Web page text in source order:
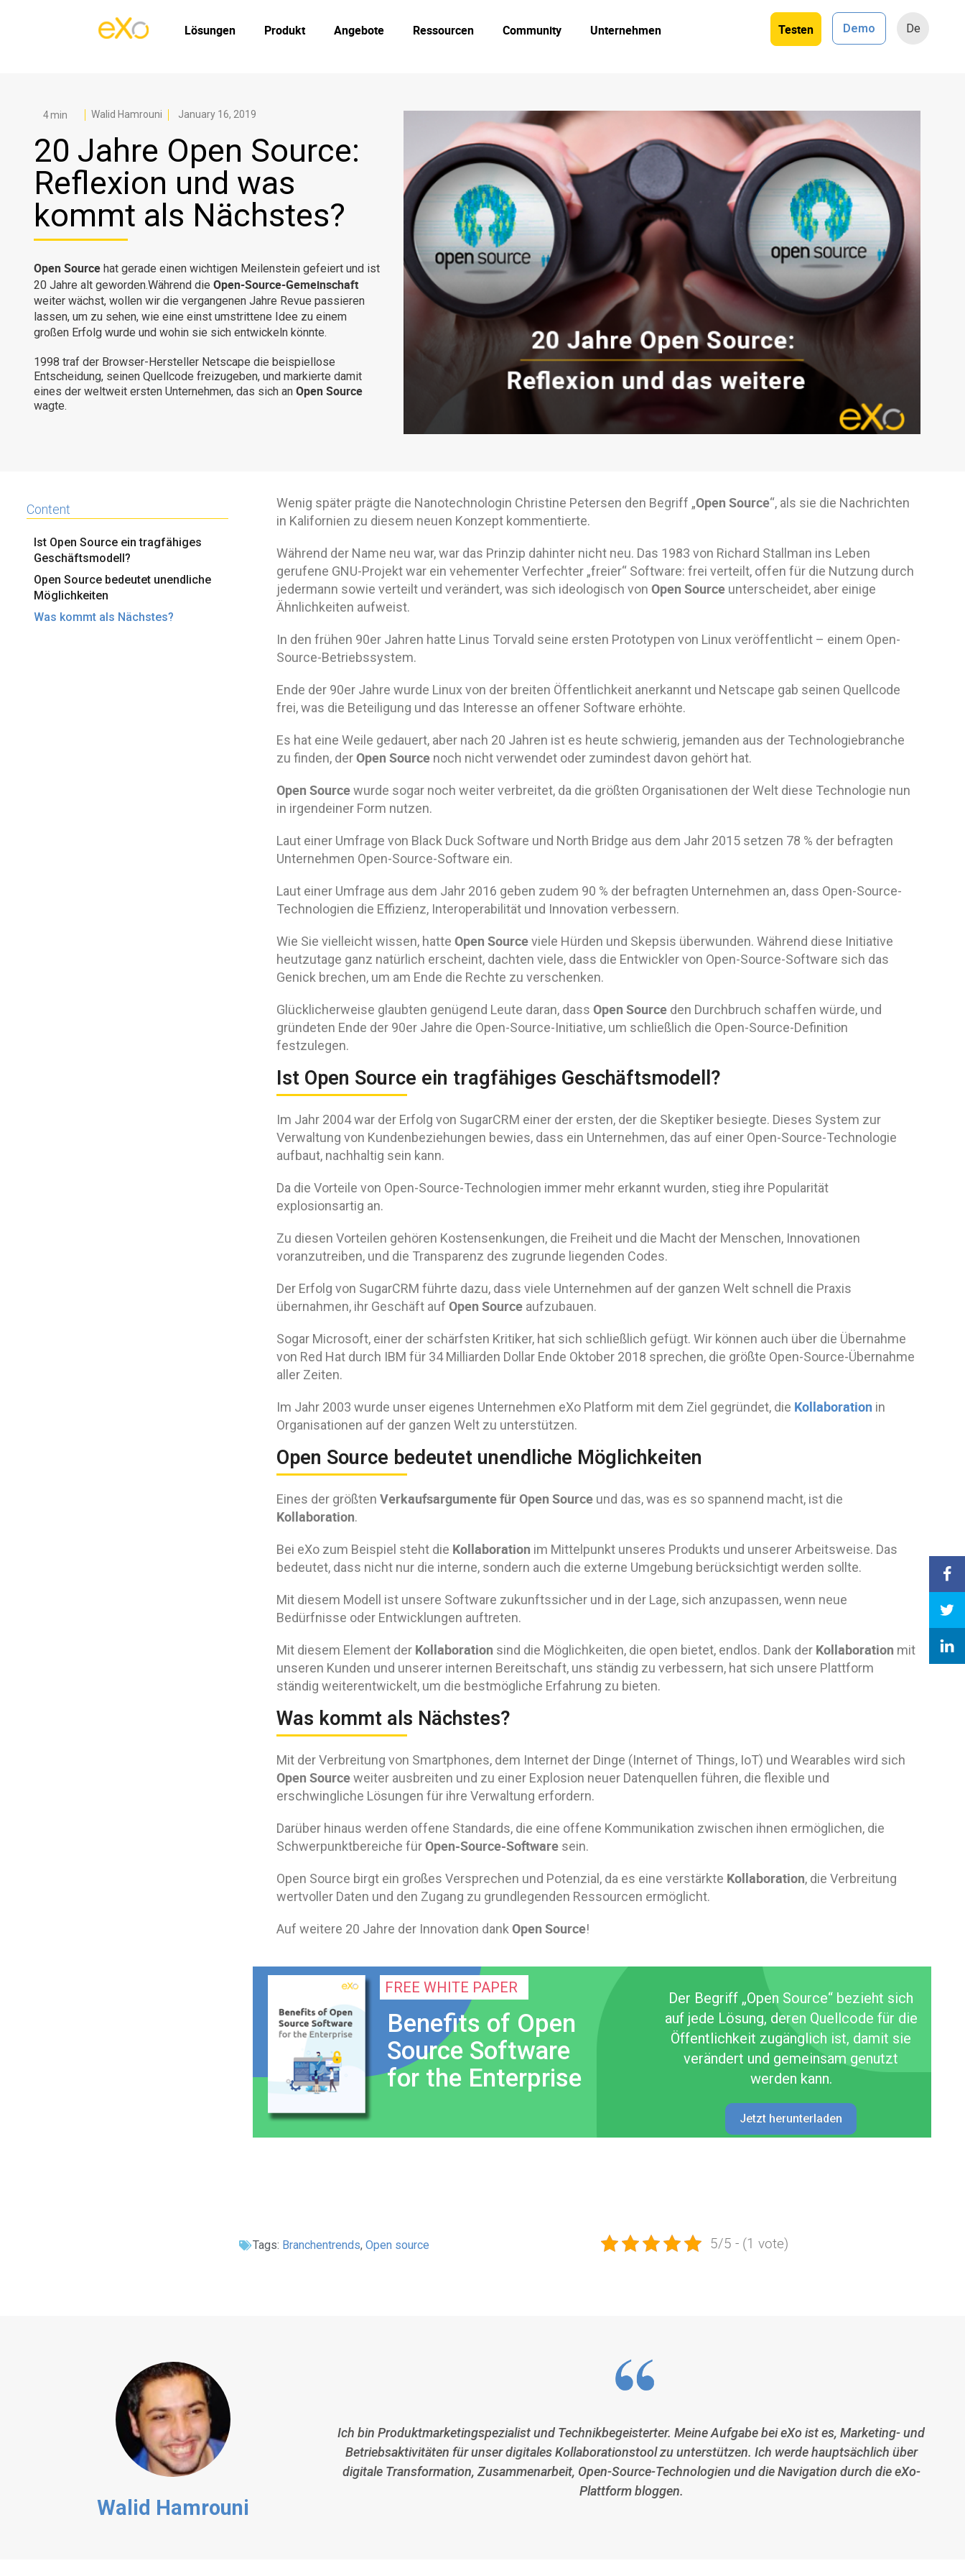
Testen Demo De
Lösungen Produkt Angebote Ressourcen Community Unternehmen
Walid Hamrouni January 16, 2019
20 Jahre Open Source:
Reflexion und was
kommt als Nächstes?
Open Source hat gerade einen wichtigen Meilenstein gefeiert und ist
20 Jahre alt geworden.Während die Open-Source-Gemeinschaft
weiter wächst, wollen wir die vergangenen Jahre Revue passieren
lassen, um zu sehen, wie eine einst umstrittene Idee zu einem
großen Erfolg wurde und wohin sie sich entwickeln könnte.
1998 traf der Browser-Hersteller Netscape die beispiellose
Entscheidung, seinen Quellcode freizugeben, und markierte damit
eines der weltweit ersten Unternehmen, das sich an Open Source
wagte.
Content
Ist Open Source ein tragfähiges
Geschäftsmodell?
Open Source bedeutet unendliche
Möglichkeiten
Was kommt als Nächstes?
Wenig später prägte die Nanotechnologin Christine Petersen den Begriff „Open Source“, als sie die Nachrichten
in Kalifornien zu diesem neuen Konzept kommentierte.
Während der Name neu war, war das Prinzip dahinter nicht neu. Das 1983 von Richard Stallman ins Leben
gerufene GNU-Projekt war ein vehementer Verfechter „freier“ Software: frei verteilt, offen für die Nutzung durch
jedermann sowie verteilt und verändert, was sich ideologisch von Open Sourceunterscheidet, aber einige
Ähnlichkeiten aufweist.
In den frühen 90er Jahren hatte Linus Torvald seine ersten Prototypen von Linux veröffentlicht – einem Open-
Source-Betriebssystem.
Ende der 90er Jahre wurde Linux von der breiten Öffentlichkeit anerkannt und Netscape gab seinen Quellcode
frei, was die Beteiligung und das Interesse an offener Software erhöhte.
Es hat eine Weile gedauert, aber nach 20 Jahren ist es heute schwierig, jemanden aus der Technologiebranche
zu finden, derOpen Sourcenoch nicht verwendet oder zumindest davon gehört hat.
Open Sourcewurde sogar noch weiter verbreitet, da die größten Organisationen der Welt diese Technologie nun
in irgendeiner Form nutzen.
Laut einer Umfrage von Black Duck Software und North Bridge aus dem Jahr 2015 setzen 78 % der befragten
Unternehmen Open-Source-Software ein.
Laut einer Umfrage aus dem Jahr 2016 geben zudem 90 % der befragten Unternehmen an, dass Open-Source-
Technologien die Effizienz, Interoperabilität und Innovation verbessern.
Wie Sie vielleicht wissen, hatte Open Sourceviele Hürden und Skepsis überwunden. Während diese Initiative
heutzutage ganz natürlich erscheint, dachten viele, dass die Entwickler von Open-Source-Software sich das
Genick brechen, um am Ende die Rechte zu verschenken.
Glücklicherweise glaubten genügend Leute daran, dass Open Sourceden Durchbruch schaffen würde, und
gründeten Ende der 90er Jahre die Open-Source-Initiative, um schließlich die Open-Source-Definition
festzulegen.
Ist Open Source ein tragfähiges Geschäftsmodell?
Im Jahr 2004 war der Erfolg von SugarCRM einer der ersten, der die Skeptiker besiegte. Dieses System zur
Verwaltung von Kundenbeziehungen bewies, dass ein Unternehmen, das auf einer Open-Source-Technologie
aufbaut, nachhaltig sein kann.
Da die Vorteile von Open-Source-Technologien immer mehr erkannt wurden, stieg ihre Popularität
explosionsartig an.
Zu diesen Vorteilen gehören Kostensenkungen, die Freiheit und die Macht der Menschen, Innovationen
voranzutreiben, und die Transparenz des zugrunde liegenden Codes.
Der Erfolg von SugarCRM führte dazu, dass viele Unternehmen auf der ganzen Welt schnell die Praxis
übernahmen, ihr Geschäft auf Open Sourceaufzubauen.
Sogar Microsoft, einer der schärfsten Kritiker, hat sich schließlich gefügt. Wir können auch über die Übernahme
von Red Hat durch IBM für 34 Milliarden Dollar Ende Oktober 2018 sprechen, die größte Open-Source-Übernahme
aller Zeiten.
Im Jahr 2003 wurde unser eigenes Unternehmen eXo Platform mit dem Ziel gegründet, die Kollaboration in
Organisationen auf der ganzen Welt zu unterstützen.
Open Source bedeutet unendliche Möglichkeiten
Eines der größten Verkaufsargumente für Open Sourceund das, was es so spannend macht, ist die
Kollaboration.
Bei eXo zum Beispiel steht die Kollaboration im Mittelpunkt unseres Produkts und unserer Arbeitsweise. Das
bedeutet, dass nicht nur die interne, sondern auch die externe Umgebung berücksichtigt werden sollte.
Mit diesem Modell ist unsere Software zukunftssicher und in der Lage, sich anzupassen, wenn neue
Bedürfnisse oder Entwicklungen auftreten.
Mit diesem Element der Kollaboration sind die Möglichkeiten, die open bietet, endlos. Dank der Kollaboration mit
unseren Kunden und unserer internen Bereitschaft, uns ständig zu verbessern, hat sich unsere Plattform
ständig weiterentwickelt, um die bestmögliche Erfahrung zu bieten.
Was kommt als Nächstes?
Mit der Verbreitung von Smartphones, dem Internet der Dinge (Internet of Things, IoT) und Wearables wird sich
Open Sourceweiter ausbreiten und zu einer Explosion neuer Datenquellen führen, die flexible und
erschwingliche Lösungen für ihre Verwaltung erfordern.
Darüber hinaus werden offene Standards, die eine offene Kommunikation zwischen ihnen ermöglichen, die
Schwerpunktbereiche fürOpen-Source-Softwaresein.
Open Source birgt ein großes Versprechen und Potenzial, da es eine verstärkte Kollaboration, die Verbreitung
wertvoller Daten und den Zugang zu grundlegenden Ressourcen ermöglicht.
Auf weitere 20 Jahre der Innovation dank Open Source!
FREE WHITE PAPER
Benefits of Open
Source Software
for the Enterprise
Der Begriff „Open Source“ bezieht sich
auf jede Lösung, deren Quellcode für die
Öffentlichkeit zugänglich ist, damit sie
verändert und gemeinsam genutzt
werden kann.
Jetzt herunterladen
Tags: Branchentrends, Open source 5/5 - (1 vote)
Walid Hamrouni
Ich bin Produktmarketingspezialist und Technikbegeisterter. Meine Aufgabe bei eXo ist es, Marketing- und
Betriebsaktivitäten für unser digitales Kollaborationstool zu unterstützen. Ich werde hauptsächlich über
digitale Transformation, Zusammenarbeit, Open-Source-Technologien und die Navigation durch die eXo-
Plattform bloggen.